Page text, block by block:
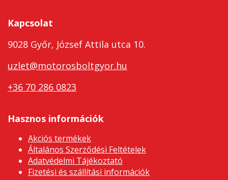
Kapcsolat
9028 Győr, József Attila utca 10.
uzlet@motorosboltgyor.hu
+36 70 286 0823
Hasznos információk
Akciós termékek
Általános Szerződési Feltételek
Adatvédelmi Tájékoztató
Fizetési és szállítási információk